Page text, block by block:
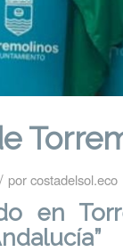
/ porcostadelsol.eco
en